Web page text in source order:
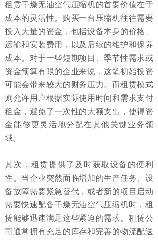
租赁干燥无油空气压缩机的首要价值在于
成本的灵活性。购买一台压缩机往往需要
投入大量的资金，包括设备本身的价格、
运输和安装费用，以及后续的维护和保养
成本。对于一些短期项目、季节性需求或
资金预算有限的企业来说，这笔初始投资
可能会带来较大的财务压力。而租赁模式
则允许用户根据实际使用时间和需求支付
租金，避免了一次性的大额支出，使得资
金能够更灵活地分配在其他关键业务领
域。
其次，租赁提供了及时获取设备的便利
性。当企业突然面临增加的生产任务、设
备故障需要紧急替代，或者新的项目启动
需要快速配备干燥无油空气压缩机时，租
赁能够迅速满足这些紧迫的需求。租赁公
司通常拥有充足的库存和完善的物流配送